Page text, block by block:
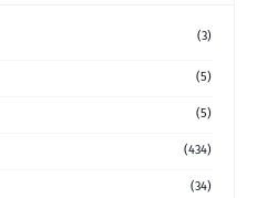
(3)
(5)
(5)
(434)
(34)